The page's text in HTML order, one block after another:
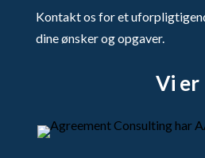
Kontakt os for et
dine ønsker og opgaver.
Vi er